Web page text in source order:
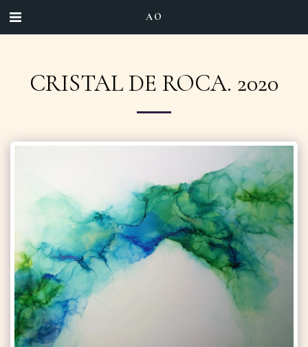
AO
CRISTAL DE ROCA. 2020